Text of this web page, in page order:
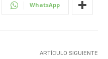
WhatsApp
ARTÍCULO SIGUIENTE